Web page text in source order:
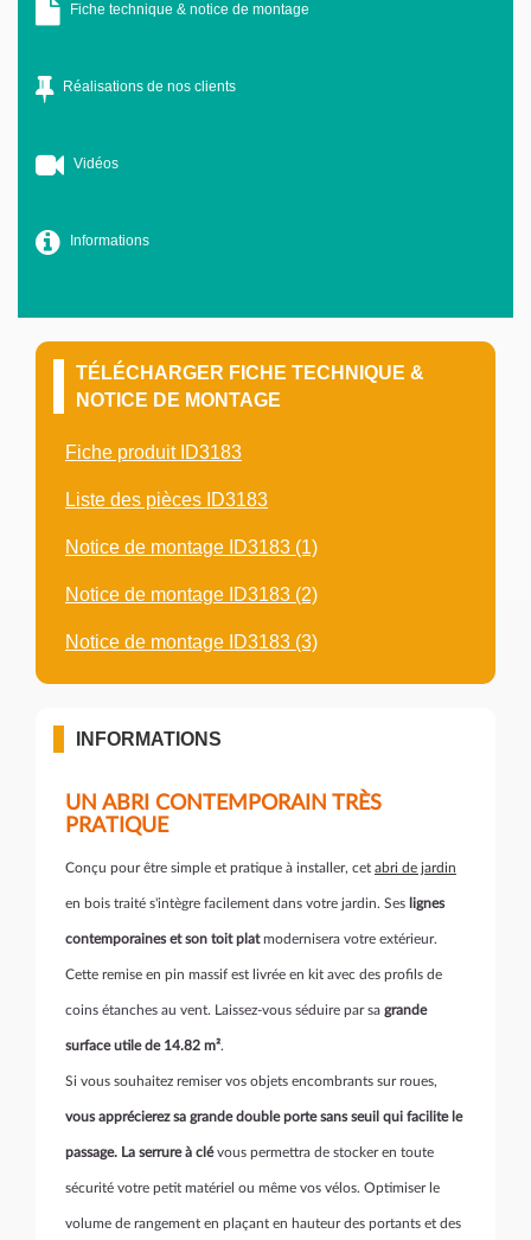
Fiche technique & notice de montage
Réalisations de nos clients
Vidéos
Informations
TÉLÉCHARGER FICHE TECHNIQUE &
NOTICE DE MONTAGE
Fiche produit ID3183
Liste des pièces ID3183
Notice de montage ID3183 (1)
Notice de montage ID3183 (2)
Notice de montage ID3183 (3)
INFORMATIONS
UN ABRI CONTEMPORAIN TRÈS
PRATIQUE
Conçu pour être simple et pratique à installer, cet abri de jardin
en bois traité s'intègre facilement dans votre jardin. Ses lignes
contemporaines et son toit platmodernisera votre extérieur.
Cette remise en pin massif est livrée en kit avec des profils de
coins étanches au vent. Laissez-vous séduire par sa grande
surface utile de 14.82 m².
Si vous souhaitez remiser vos objets encombrants sur roues,
vous apprécierez sa grande double porte sans seuil qui facilite le
passage. La serrure à clévous permettra de stocker en toute
sécurité votre petit matériel ou même vos vélos. Optimiser le
volume de rangement en plaçant en hauteur des portants et des